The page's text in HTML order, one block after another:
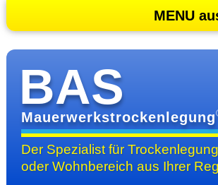
MENU
BAS
Mauerwerkstrockenlegung
Der Spezialist für
oder Wohn­bereichaus Ihrer